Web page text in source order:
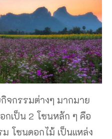
จกรรมต่างๆ มากมาย
กเป็น 2 โซนหลัก ๆ คือ
โซนดอกไม้ เป็นแหล่ง